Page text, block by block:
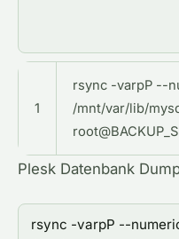
1
rsync -varpP --
/mnt/var/lib/
Plesk Datenbank